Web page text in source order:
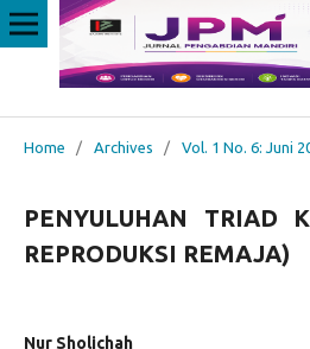
Home / Archives / Vol. 1 No. 6: Juni
PENYULUHAN TRIAD
REPRODUKSI REMAJA)
Nur Sholichah